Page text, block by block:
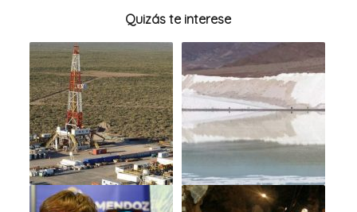
Quizás te interese